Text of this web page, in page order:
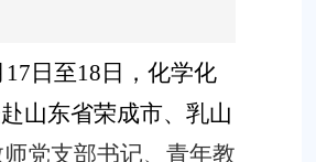
17 日至18 日，化学化
山东省荣成市、乳山
党支部书记、青年教